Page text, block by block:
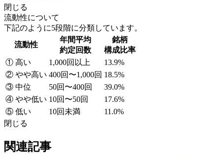
閉じる
流動性について
下記のように5段階に分類しています。
流動性
年間平均
約定回数
銘柄
構成比率
① 高い
1,000回以上
13.9%
② やや高い 400回〜1,000回 18.5%
③ 中位
50回〜400回
39.0%
④ やや低い 10回〜50回
17.6%
⑤ 低い
10回未満
11.0%
閉じる
関連記事